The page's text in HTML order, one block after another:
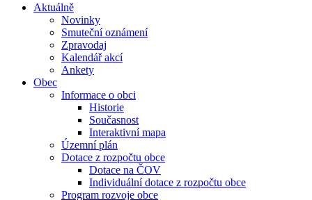
Aktuálně
Novinky
Smuteční oznámení
Zpravodaj
Kalendář akcí
Ankety
Obec
Informace o obci
Historie
Současnost
Interaktivní mapa
Územní plán
Dotace z rozpočtu obce
Dotace na ČOV
Individuální dotace z rozpočtu obce
Program rozvoje obce